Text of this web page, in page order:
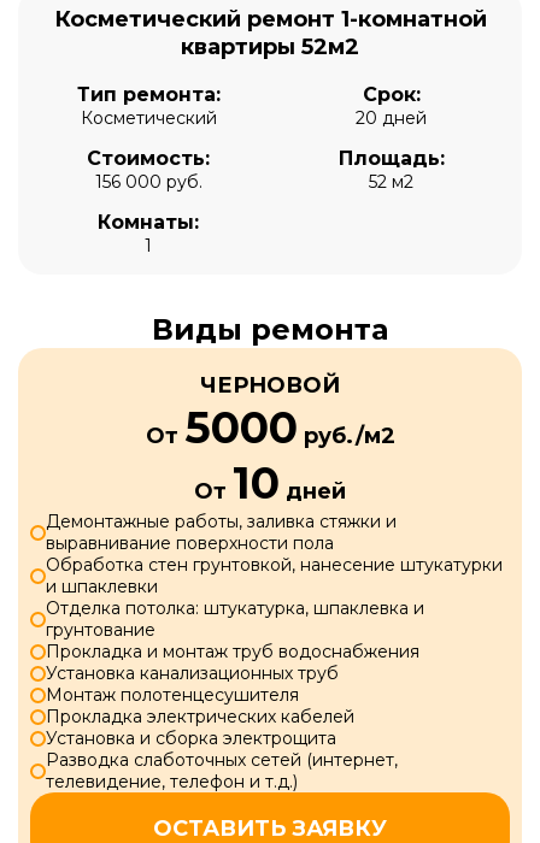
Косметический ремонт 1-комнатной
квартиры 52м2
Тип ремонта:
Косметический
Срок:
20 дней
Стоимость:
156 000 руб.
Площадь:
52 м2
Комнаты:
1
Виды ремонта
ЧЕРНОВОЙ
От 5000 руб./м2
От 10 дней
Демонтажные работы, заливка стяжки и
выравнивание поверхности пола
Обработка стен грунтовкой, нанесение штукатурки
и шпаклевки
Отделка потолка: штукатурка, шпаклевка и
грунтование
Прокладка и монтаж труб водоснабжения
Установка канализационных труб
Монтаж полотенцесушителя
Прокладка электрических кабелей
Установка и сборка электрощита
Разводка слаботочных сетей (интернет,
телевидение, телефон и т.д.)
ОСТАВИТЬ ЗАЯВКУ